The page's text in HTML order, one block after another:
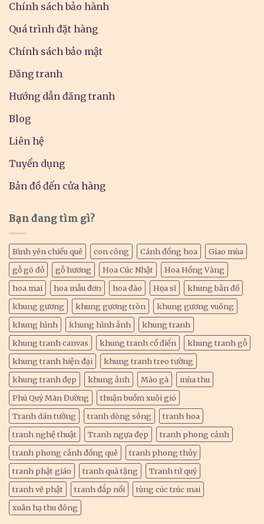
Chính sách bảo hành
Quá trình đặt hàng
Chính sách bảo mật
Đăng tranh
Hướng dẫn đăng tranh
Blog
Liên hệ
Tuyển dụng
Bản đồ đến cửa hàng
Bạn đang tìm gì?
Bình yên chiều quê con công Cánh đồng hoa
Giao mùa
gỗ gõ đỏ
gỗ hương Hoa Cúc Nhật
Hoa Hồng Vàng
hoa mai
hoa mẫu đơn hoa đào Họa sĩ
khung bản đồ
khung gương
khung gương tròn
khung gương vuông
khung hình
khung hình ảnh
khung tranh
khung tranh canvas
khung tranh cổ điển
khung tranh gỗ
khung tranh hiện đại
khung tranh treo tường
khung tranh đẹp
khung ảnh Mào gà
mùa thu
Phú Quý Mãn Đường
thuận buồm xuôi gió
Tranh dán tường
tranh dòng sông
tranh hoa
tranh nghệ thuật
Tranh ngựa đẹp
tranh phong cảnh
tranh phong cảnh đồng quê
tranh phong thủy
tranh phật giáo
tranh quà tặng
Tranh tứ quý
tranh vẽ phật
tranh đắp nổi
tùng cúc trúc mai
xuân hạ thu đông